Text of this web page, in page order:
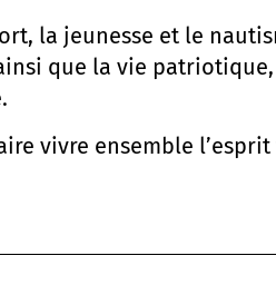
la jeunesse et le
que la vie
vivre ensemble